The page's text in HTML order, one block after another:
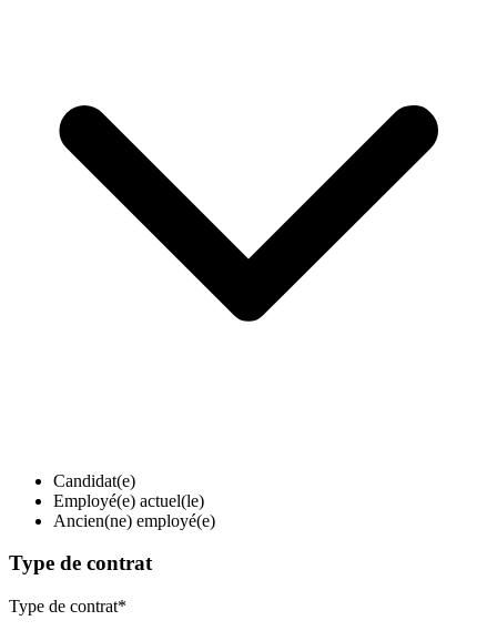
Candidat(e)
Employé(e) actuel(le)
Ancien(ne) employé(e)
Type de contrat
Type de contrat*